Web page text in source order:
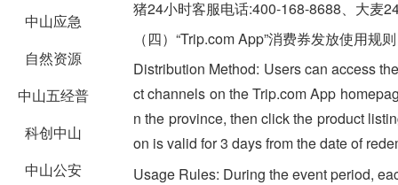
中山应急
自然资源
中山五经普
科创中山
中山公安
猪24小时客服电话:400-168-8688、大麦
（四）“Trip.com App”消费券发放使用规则
Distribution Method: Users can access
ct channels on the Trip.com App
n the province, then click the product
on is valid for 3 days from the date of
Usage Rules: During the event period,